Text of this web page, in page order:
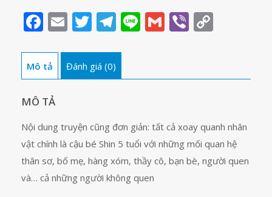
bút
tập
43
lượng
Facebook
EmailTwitter
Telegram
LineGmail
Viber
Mô tả Đánh giá (0)
MÔ TẢ
Nội dung truyện cũng đơn giản: tất cả xoay quanh nhân
vật chính là cậu bé Shin 5 tuổi với những mối quan hệ
thân sơ, bố mẹ, hàng xóm, thầy cô, bạn bè, người quen
và… cả những người không quen